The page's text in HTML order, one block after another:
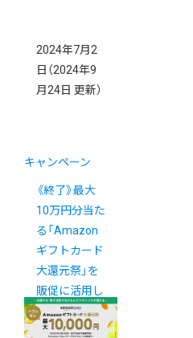
2024年7月2
日 （2024年9
月24日 更新）
キャンペーン
《終了》最大
10万円分当た
る「Amazon
ギフトカード
大還元祭」を
販促に活用し
ましょう！